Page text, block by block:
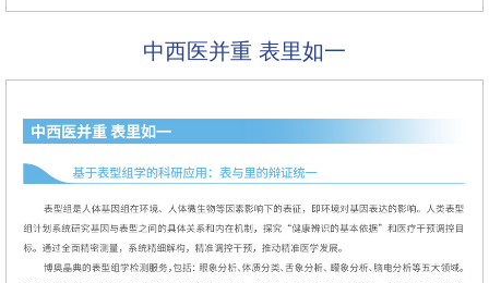
中西医并重 表里如一